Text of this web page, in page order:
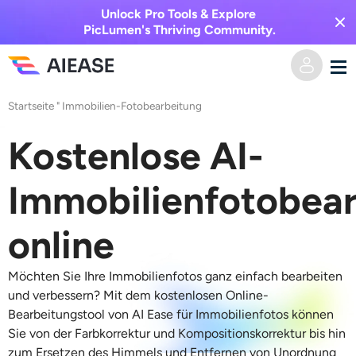
Unlock Pro Tools & Explore
PicLumen's Thriving Community.
Heim
KI-Video
Text zu Video
Bild zu Video
Videoeffekte
KI-Kuss-Generator
Videoeffekte
KI-Bild
Bild zu Bild
Text zu Bild
KI-Werkzeuge
Foto-Editor & -Creator
Auszeichnung
Startseite " Immobilien-Fotobearbeitung
Kostenlose AI-
online
Möchten Sie Ihre Immobilienfotos ganz einfach bearbeiten
und verbessern? Mit dem kostenlosen Online-
Bearbeitungstool von AI Ease für Immobilienfotos können
Sie von der Farbkorrektur und Kompositionskorrektur bis hin
zum Ersetzen des Himmels und Entfernen von Unordnung